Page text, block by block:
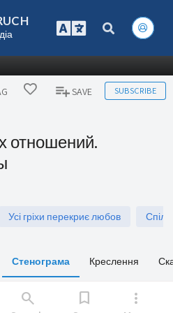
SAVE SUBSCRIBE
отношений.
Усі гріхи перекриє любов
Стенограма Креслення
search bookmark more_vert